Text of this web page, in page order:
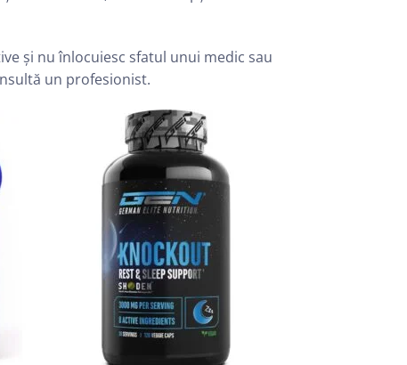
și nu înlocuiesc sfatul unui medic sau
un profesionist.
Add to wishlist